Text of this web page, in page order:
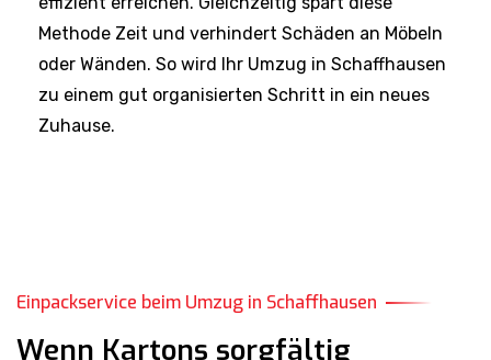
Methode Zeit und verhindert Schäden an Möbeln
oder Wänden. So wird Ihr Umzug in Schaffhausen
zu einem gut organisierten Schritt in ein neues
Zuhause.
Wenn Kartons sorgfältig